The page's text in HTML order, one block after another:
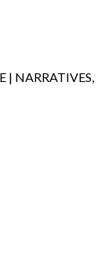
| NARRATIVES,